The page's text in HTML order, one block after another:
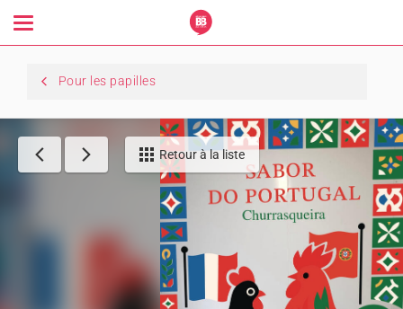
Toggle
navigation
Pour les papilles
Retour à la liste